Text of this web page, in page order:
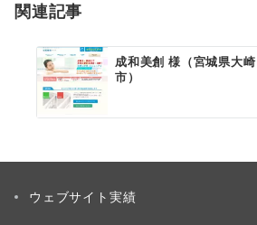
ン
関連記事
成和美創 様（宮城県大崎
市）
ウェブサイト実績